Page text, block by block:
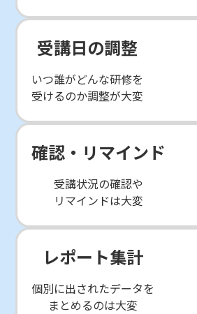
受講日の調整
いつ誰がどんな研修を
受けるのか調整が大変
確認・リマインド
受講状況の確認や
リマインドは大変
レポート集計
個別に出されたデータを
まとめるのは大変